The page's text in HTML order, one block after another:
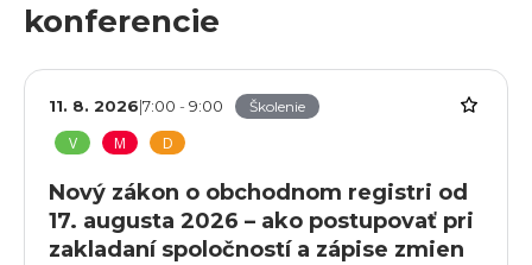
konferencie
11. 8. 2026|7:00 - 9:00 Školenie
V M D
Nový zákon o obchodnom registri od
17. augusta 2026 – ako postupovať pri
zakladaní spoločností a zápise zmien